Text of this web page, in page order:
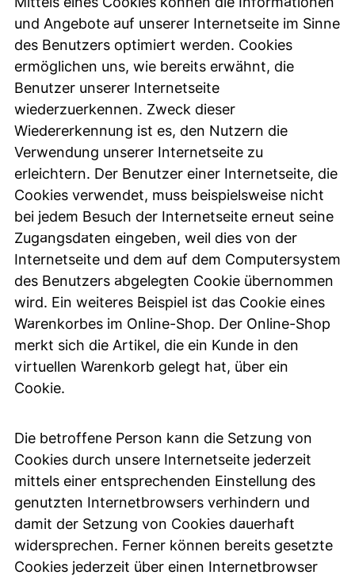
und Angebote auf unserer Internetseite im Sinne
des Benutzers optimiert werden. Cookies
ermöglichen uns, wie bereits erwähnt, die
Benutzer unserer Internetseite
wiederzuerkennen. Zweck dieser
Wiedererkennung ist es, den Nutzern die
Verwendung unserer Internetseite zu
erleichtern. Der Benutzer einer Internetseite, die
Cookies verwendet, muss beispielsweise nicht
bei jedem Besuch der Internetseite erneut seine
Zugangsdaten eingeben, weil dies von der
Internetseite und dem auf dem Computersystem
des Benutzers abgelegten Cookie übernommen
wird. Ein weiteres Beispiel ist das Cookie eines
Warenkorbes im Online-Shop. Der Online-Shop
merkt sich die Artikel, die ein Kunde in den
virtuellen Warenkorb gelegt hat, über ein
Cookie.
Die betroffene Person kann die Setzung von
Cookies durch unsere Internetseite jederzeit
mittels einer entsprechenden Einstellung des
genutzten Internetbrowsers verhindern und
damit der Setzung von Cookies dauerhaft
widersprechen. Ferner können bereits gesetzte
Cookies jederzeit über einen Internetbrowser